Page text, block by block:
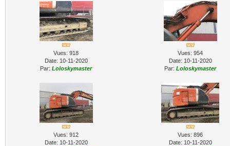
Vues: 918
Date: 10-11-2020
Par: Loloskymaster
Vues: 954
Date: 10-11-2020
Par: Loloskymaster
Vues: 912
Date: 10-11-2020
Vues: 896
Date: 10-11-2020